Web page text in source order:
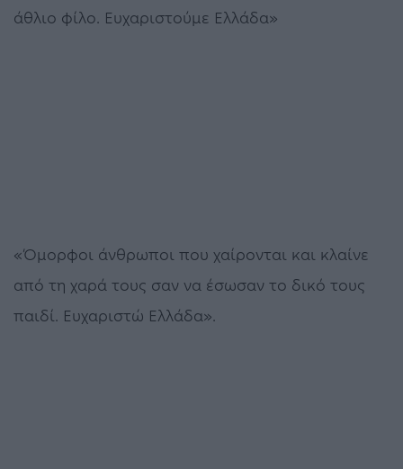
άθλιο φίλο. Ευχαριστούμε Ελλάδα»
«Όμορφοι άνθρωποι που χαίρονται και κλαίνε
από τη χαρά τους σαν να έσωσαν το δικό τους
παιδί. Ευχαριστώ Ελλάδα».